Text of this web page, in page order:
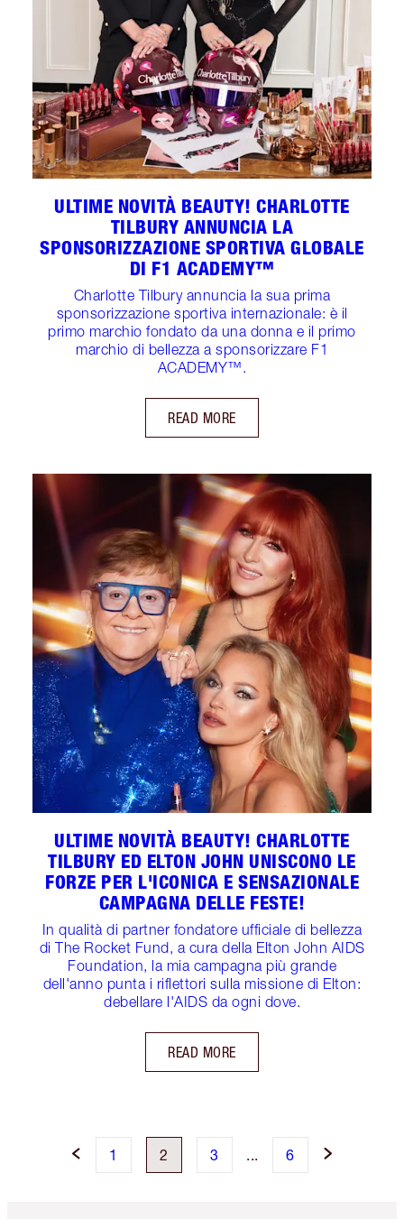
ULTIME NOVITÀ BEAUTY! CHARLOTTE
TILBURY ANNUNCIA LA
SPONSORIZZAZIONE SPORTIVA GLOBALE
DI F1 ACADEMY™️
Charlotte Tilbury annuncia la sua prima
sponsorizzazione sportiva internazionale: è il
primo marchio fondato da una donna e il primo
marchio di bellezza a sponsorizzare F1
ACADEMY™️.
READ MORE
ULTIME NOVITÀ BEAUTY! CHARLOTTE
TILBURY ED ELTON JOHN UNISCONO LE
FORZE PER L'ICONICA E SENSAZIONALE
CAMPAGNA DELLE FESTE!
In qualità di partner fondatore ufficiale di bellezza
di The Rocket Fund, a cura della Elton John AIDS
Foundation, la mia campagna più grande
dell'anno punta i riflettori sulla missione di Elton:
debellare l'AIDS da ogni dove.
READ MORE
1 2 3 6